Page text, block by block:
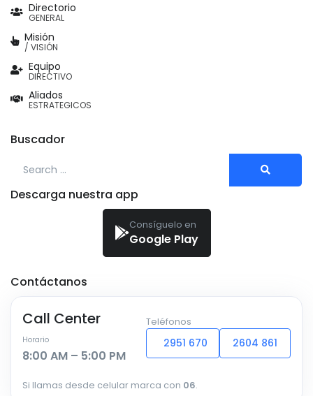
Directorio
GENERAL
Misión
/ VISIÓN
Equipo
DIRECTIVO
Aliados
ESTRATEGICOS
Buscador
Descarga nuestra app
Consíguelo en
Google Play
Contáctanos
Call Center
Horario
8:00 AM – 5:00 PM
Teléfonos
2951 670 2604 861
Si llamas desde celular marca con 06.